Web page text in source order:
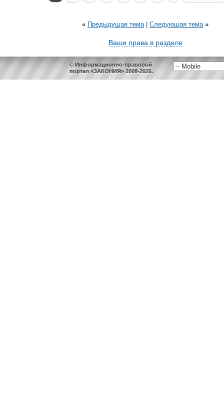
« Предыдущая тема| Следующая тема »
Ваши права в разделе
© Информационно-правовой
портал «ЗАКОНИЯ» 2008-2026.